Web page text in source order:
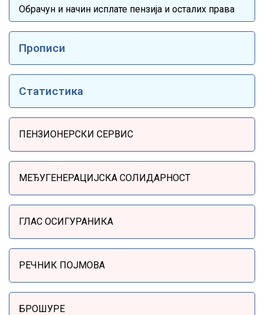
Обрачун и начин исплате пензија и осталих права
Прописи
Статистика
ПЕНЗИОНЕРСКИ СЕРВИС
МЕЂУГЕНЕРАЦИЈСКА СОЛИДАРНОСТ
ГЛАС ОСИГУРАНИКА
РЕЧНИК ПОЈМОВА
БРОШУРЕ